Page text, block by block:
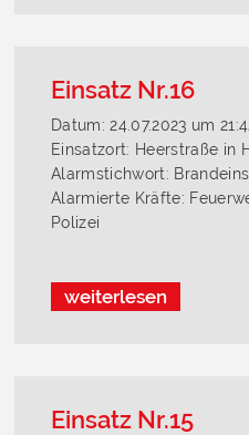
Einsatz Nr.16
Datum: 24.07.2023 um
Einsatzort: Heerstraße in
Alarmstichwort:
Alarmierte Kräfte:
Polizei
weiterlesen
Einsatz Nr.15